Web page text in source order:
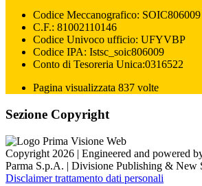
Codice Meccanografico: SOIC806009
C.F.: 81002110146
Codice Univoco ufficio: UFYVBP
Codice IPA: Istsc_soic806009
Conto di Tesoreria Unica:0316522
Pagina visualizzata 837 volte
Sezione Copyright
Copyright 2026 | Engineered and powered
Parma S.p.A. | Divisione Publishing & New
Disclaimer trattamento dati personali